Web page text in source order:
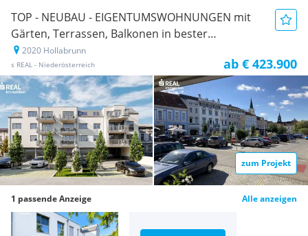
TOP - NEUBAU - EIGENTUMSWOHNUNGEN mit
Gärten, Terrassen, Balkonen in bester
ZENTRUMSRUHELAGE!
2020 Hollabrunn
s REAL - Niederösterreich ab € 423.900
zum Projekt
1 passende Anzeige Alle anzeigen